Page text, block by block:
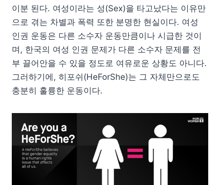
이분 된다. 여성이라는 성(Sex)을 타고났다는 이유만
으로 겪는 차별과 폭력 또한 분명한 현실이다. 여성
인권 운동은 다른 소수자 운동만큼이나 시급한 것이
며, 한국의 여성 인권 문제가 다른 소수자 문제를 전
부 끌어안을 수 있을 정도로 여유로운 상황도 아니다.
그러하기에, 히포쉬(HeForShe)는 그 자체만으로도
충분히 훌륭한 운동이다.